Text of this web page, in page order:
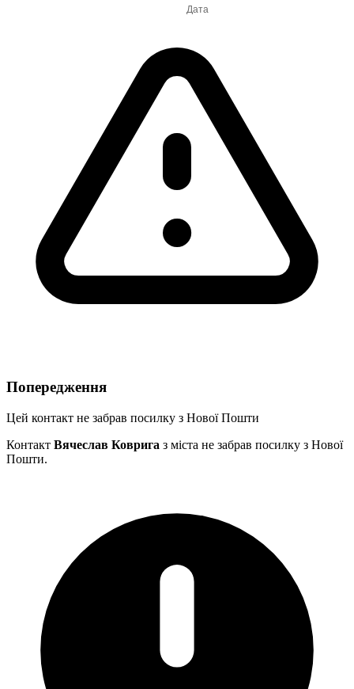
Попередження
Цей контакт не забрав посилку з Нової Пошти
Контакт Вячеслав Коврига з міста не забрав посилку з Нової
Пошти.